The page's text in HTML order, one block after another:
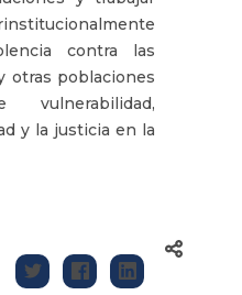
contra las
otras poblaciones
y la justicia en la